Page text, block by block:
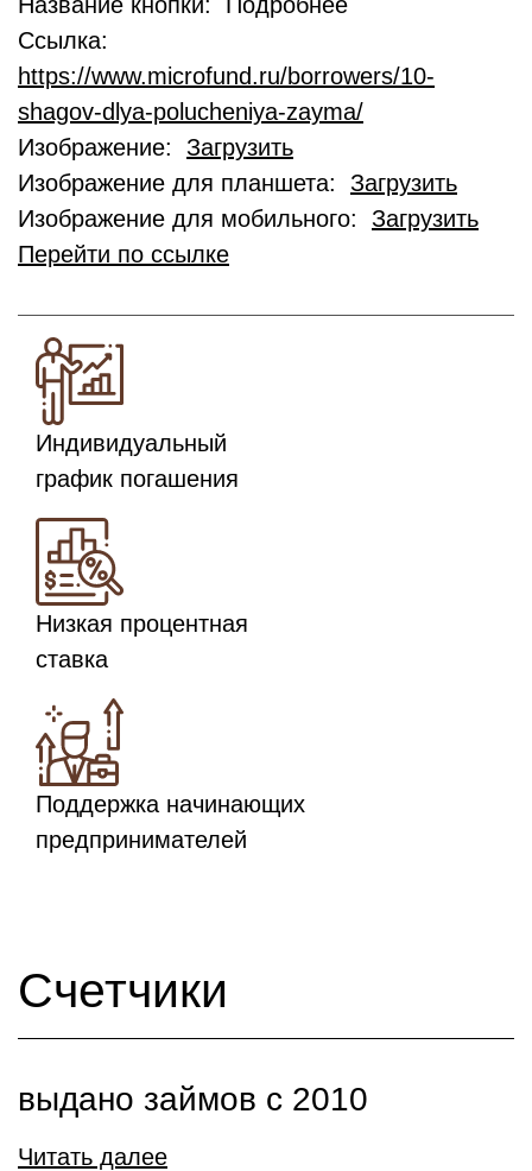
Ссылка:
https://www.microfund.ru/borrowers/10-
shagov-dlya-polucheniya-zayma/
Изображение: Загрузить
Изображение для планшета: Загрузить
Изображение для мобильного: Загрузить
Перейти по ссылке
Индивидуальный
график погашения
Низкая процентная
ставка
Поддержка начинающих
предпринимателей
Счетчики
выдано займов с 2010
Читать далее